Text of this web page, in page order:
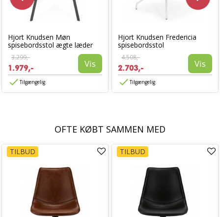
Hjort Knudsen Møn
spisebordsstol ægte læder
3.299,-
1.979,- Vis
Tilgængelig
Hjort Knudsen Fredericia
spisebordsstol
4.508,-
2.703,- Vis
Tilgængelig
OFTE KØBT SAMMEN MED
TILBUD TILBUD